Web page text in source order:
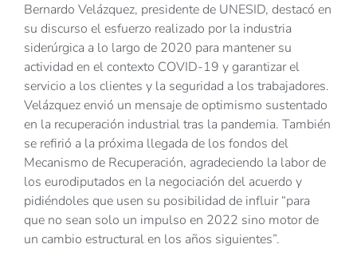
Bernardo Velázquez, presidente de UNESID, destacó en
su discurso el esfuerzo realizado por la industria
siderúrgica a lo largo de 2020 para mantener su
actividad en el contexto COVID-19 y garantizar el
servicio a los clientes y la seguridad a los trabajadores.
Velázquez envió un mensaje de optimismo sustentado
en la recuperación industrial tras la pandemia. También
se refirió a la próxima llegada de los fondos del
Mecanismo de Recuperación, agradeciendo la labor de
los eurodiputados en la negociación del acuerdo y
pidiéndoles que usen su posibilidad de influir “para
que no sean solo un impulso en 2022 sino motor de
un cambio estructural en los años siguientes”.